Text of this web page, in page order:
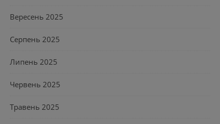
Вересень 2025
Серпень 2025
Липень 2025
Червень 2025
Травень 2025